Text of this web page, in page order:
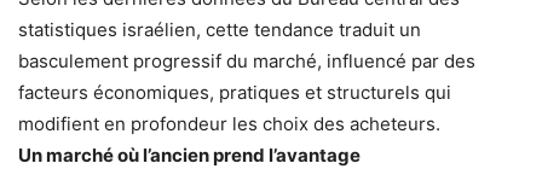
statistiques israélien, cette tendance traduit un
basculement progressif du marché, influencé par des
facteurs économiques, pratiques et structurels qui
modifient en profondeur les choix des acheteurs.
Un marché où l’ancien prend l’avantage